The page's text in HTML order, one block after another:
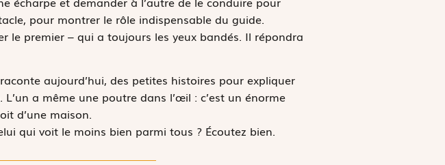
pour montrer le rôle indispensable du guide.
le premier – qui a toujours les yeux bandés. Il répondra
aujourd’hui, des petites histoires pour expliquer
a même une poutre dans l’œil : c’est un énorme
d’une maison.
qui voit le moins bien parmi tous ? Écoutez bien.